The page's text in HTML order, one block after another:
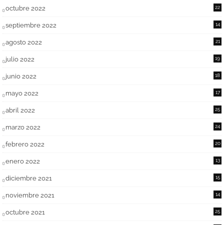
octubre 2022 22
septiembre 2022 14
agosto 2022 21
julio 2022 19
junio 2022 18
mayo 2022 17
abril 2022 25
marzo 2022 24
febrero 2022 20
enero 2022 13
diciembre 2021 15
noviembre 2021 14
octubre 2021 25